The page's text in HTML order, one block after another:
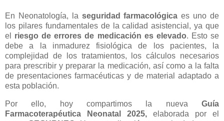
En Neonatología, la seguridad farmacológica es uno de
los pilares fundamentales de la calidad asistencial, ya que
el
riesgo de errores de medicación es elevado. Esto se
debe a la inmadurez fisiológica de los pacientes, la
complejidad de los tratamientos, los cálculos necesarios
para prescribir y preparar la medicación, así como a la falta
de presentaciones farmacéuticas y de material adaptado a
esta población.
Por ello, hoy compartimos la nueva Guía
Farmacoterapéutica Neonatal 2025, elaborada por el